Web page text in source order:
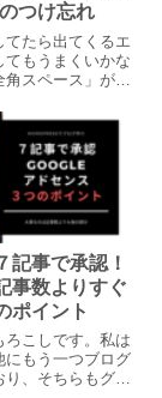
つけ忘れ
てたら出てくるエ
てもうまくいかな
スペース」が入
れが結構多いで
ーの出ている行よ
をしていることも
実際（私が1
記事で承認！
事数よりすぐ
ポイント
ろこしです。私は
にもう一つブログ
、そちらもグー